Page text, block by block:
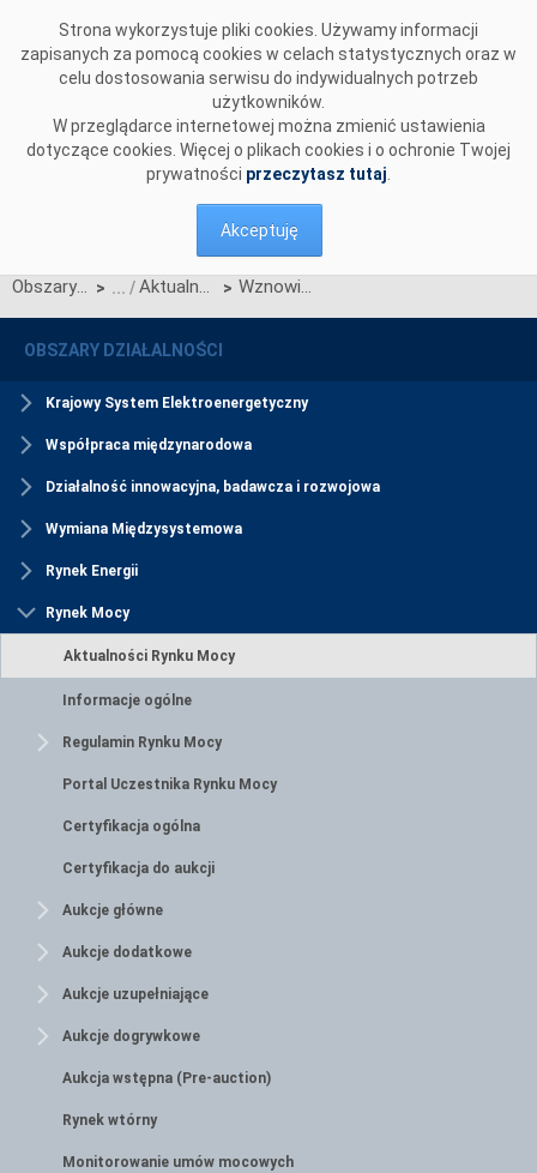
Strona wykorzystuje pliki cookies. Używamy informacji
zapisanych za pomocą cookies w celach statystycznych oraz w
celu dostosowania serwisu do indywidualnych potrzeb
użytkowników.
W przeglądarce internetowej można zmienić ustawienia
dotyczące cookies. Więcej o plikach cookies i o ochronie Twojej
prywatności przeczytasz tutaj
Akceptuję
Obszary działalności > Aktualności Rynku Mocy > Wznowienie działania infolinii rynku mocy
OBSZARY DZIAŁALNOŚCI
Krajowy System Elektroenergetyczny
Współpraca międzynarodowa
Działalność innowacyjna, badawcza i rozwojowa
Wymiana Międzysystemowa
Rynek Energii
Rynek Mocy
Aktualności Rynku Mocy
Informacje ogólne
Regulamin Rynku Mocy
Portal Uczestnika Rynku Mocy
Certyfikacja ogólna
Certyfikacja do aukcji
Aukcje główne
Aukcje dodatkowe
Aukcje uzupełniające
Aukcje dogrywkowe
Aukcja wstępna (Pre-auction)
Rynek wtórny
Monitorowanie umów mocowych